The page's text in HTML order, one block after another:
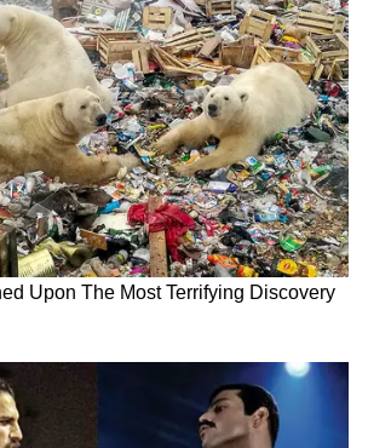
कांतारा चैप्टर 1 से मिली पहचान
में आई फिल्म कांतारा चैप्टर 1 में
शेट्टी की इस फिल्म ने रिलीज के
दिया था। बता दें कि इस फिल्म
का बिजनेस किया था। इस फिल्म के
पहचान मिली।